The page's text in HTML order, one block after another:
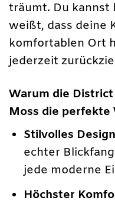
träumt. Du kannst
weißt, dass deine
komfortablen Ort
jederzeit
Warum die
Moss die perfekte
Stilvolles
echter
jede moderne
Höchster